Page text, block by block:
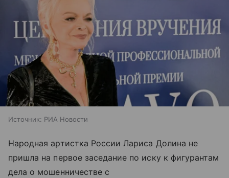
Источник: РИА Новости
Народная артистка России Лариса Долина не
пришла на первое заседание по иску к фигурантам
дела о мошенничестве с